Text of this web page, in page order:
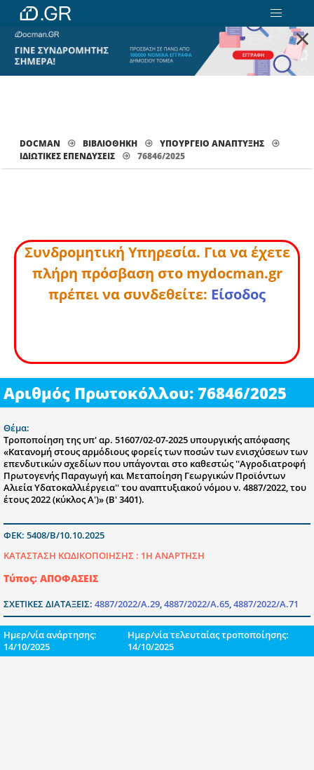
×
DOCMAN ΒΙΒΛΙΟΘΗΚΗ
ΥΠΟΥΡΓΕΙΟ ΑΝΑΠΤΥΞΗΣ
ΙΔΙΩΤΙΚΈΣ ΕΠΕΝΔΎΣΕΙΣ
76846/2025
Συνδρομητική Υπηρεσία. Για να έχετε
πλήρη πρόσβαση στο mydocman.gr
πρέπει να συνδεθείτε: Είσοδος
Αριθμός Πρωτοκόλλου: 76846/2025
Θέμα:
Τροποποίηση της υπ' αρ. 51607/02-07-2025 υπουργικής απόφασης
«Κατανομή στους αρμόδιους φορείς των ποσών των ενισχύσεων των
επενδυτικών σχεδίων που υπάγονται στο καθεστώς ''Αγροδιατροφή
Πρωτογενής Παραγωγή και Μεταποίηση Γεωργικών Προϊόντων
Αλιεία Υδατοκαλλιέργεια'' του αναπτυξιακού νόμου ν. 4887/2022, του
έτους 2022 (κύκλος Α')» (Β' 3401).
ΦΕΚ: 5408/Β/10.10.2025
ΚΑΤΑΣΤΑΣΗ ΚΩΔΙΚΟΠΟΙΗΣΗΣ : 1Η ΑΝΑΡΤΗΣΗ
Τύπος: ΑΠΟΦΑΣΕΙΣ
ΣΧΕΤΙΚΕΣ ΔΙΑΤΑΞΕΙΣ: 4887/2022/Α.29,4887/2022/Α.65,4887/2022/Α.71
Ημερ/νία ανάρτησης:
14/10/2025
Ημερ/νία τελευταίας τροποποίησης:
14/10/2025